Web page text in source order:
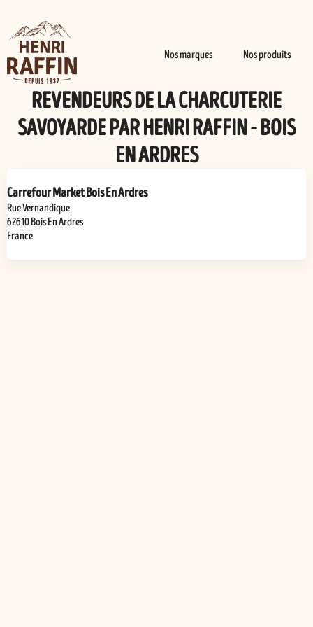
Nos marques Nos produits
REVENDEURS DE LA CHARCUTERIE
SAVOYARDE PAR HENRI RAFFIN - BOIS
EN ARDRES
Carrefour Market Bois En Ardres
Rue Vernandique
62610Bois En Ardres
France